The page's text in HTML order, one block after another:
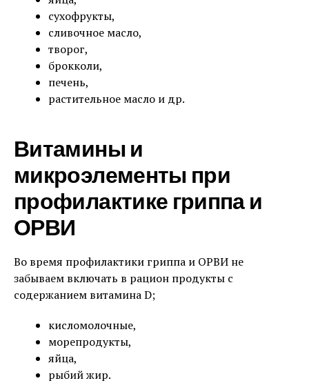
сухофрукты,
сливочное масло,
творог,
брокколи,
печень,
растительное масло и др.
Витамины и
микроэлементы при
профилактике гриппа и
ОРВИ
Во время профилактики гриппа и ОРВИ не
забываем включать в рацион продукты с
содержанием витамина D;
кисломолочные,
морепродукты,
яйца,
рыбий жир.